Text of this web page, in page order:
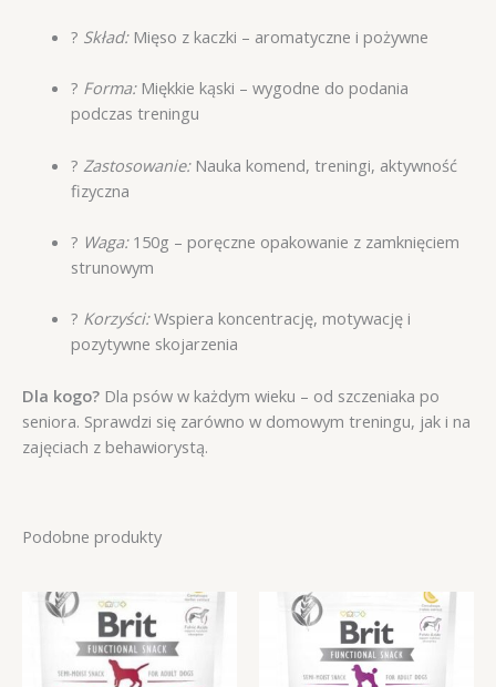
? Skład:Mięso z kaczki – aromatyczne i pożywne
? Forma:Miękkie kąski – wygodne do podania
podczas treningu
? Zastosowanie:Nauka komend, treningi, aktywność
fizyczna
? Waga:150g – poręczne opakowanie z zamknięciem
strunowym
? Korzyści:Wspiera koncentrację, motywację i
pozytywne skojarzenia
Dla kogo? Dla psów w każdym wieku – od szczeniaka po
seniora. Sprawdzi się zarówno w domowym treningu, jak i na
zajęciach z behawiorystą.
Podobne produkty